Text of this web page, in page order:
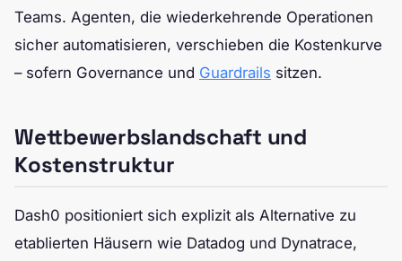
Teams. Agenten, die wiederkehrende Operationen
sicher automatisieren, verschieben die Kostenkurve
– sofern Governance und Guardrails sitzen.
Wettbewerbslandschaft und
Kostenstruktur
Dash0 positioniert sich explizit als Alternative zu
etablierten Häusern wie Datadog und Dynatrace,